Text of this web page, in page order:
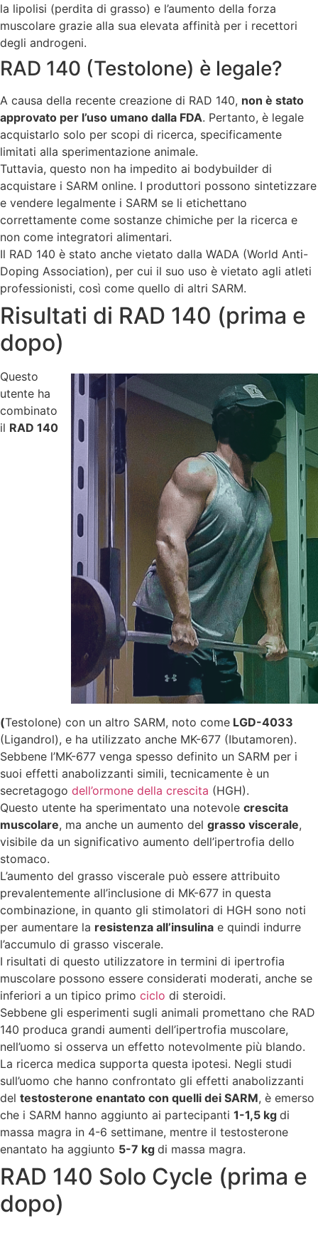
la lipolisi (perdita di grasso) e l’aumento della forza
muscolare grazie alla sua elevata affinità per i recettori
degli androgeni.
RAD 140 (Testolone) è legale?
A causa della recente creazione di RAD 140, non è stato
approvato per l’uso umano dalla FDA. Pertanto, è legale
acquistarlo solo per scopi di ricerca, specificamente
limitati alla sperimentazione animale.
Tuttavia, questo non ha impedito ai bodybuilder di
acquistare i SARM online. I produttori possono sintetizzare
e vendere legalmente i SARM se li etichettano
correttamente come sostanze chimiche per la ricerca e
non come integratori alimentari.
Il RAD 140 è stato anche vietato dalla WADA (World Anti-
Doping Association), per cui il suo uso è vietato agli atleti
professionisti, così come quello di altri SARM.
Risultati di RAD 140 (prima e
dopo)
Questo
utente ha
combinato
il RAD 140
(Testolone) con un altro SARM, noto come LGD-4033
(Ligandrol), e ha utilizzato anche MK-677 (Ibutamoren).
Sebbene l’MK-677 venga spesso definito un SARM per i
suoi effetti anabolizzanti simili, tecnicamente è un
secretagogo dell’ormone della crescita (HGH).
Questo utente ha sperimentato una notevole crescita
muscolare, ma anche un aumento del grasso viscerale,
visibile da un significativo aumento dell’ipertrofia dello
stomaco.
L’aumento del grasso viscerale può essere attribuito
prevalentemente all’inclusione di MK-677 in questa
combinazione, in quanto gli stimolatori di HGH sono noti
per aumentare la resistenza all’insulina e quindi indurre
l’accumulo di grasso viscerale.
I risultati di questo utilizzatore in termini di ipertrofia
muscolare possono essere considerati moderati, anche se
inferiori a un tipico primo ciclo di steroidi.
Sebbene gli esperimenti sugli animali promettano che RAD
140 produca grandi aumenti dell’ipertrofia muscolare,
nell’uomo si osserva un effetto notevolmente più blando.
La ricerca medica supporta questa ipotesi. Negli studi
sull’uomo che hanno confrontato gli effetti anabolizzanti
del testosterone enantato con quelli dei SARM, è emerso
che i SARM hanno aggiunto ai partecipanti 1-1,5 kg di
massa magra in 4-6 settimane, mentre il testosterone
enantato ha aggiunto 5-7 kg di massa magra.
RAD 140 Solo Cycle (prima e
dopo)